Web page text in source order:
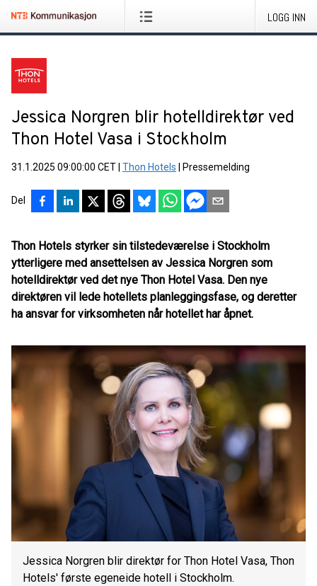
LOGG INN
Jessica Norgren blir hotelldirektør ved
Thon Hotel Vasa i Stockholm
31.1.2025 09:00:00 CET Thon Hotels Pressemelding
Del
Thon Hotels styrker sin tilstedeværelse i Stockholm
ytterligere med ansettelsen av Jessica Norgren som
hotelldirektør ved det nye Thon Hotel Vasa. Den nye
direktøren vil lede hotellets planleggingsfase, og deretter
ha ansvar for virksomheten når hotellet har åpnet.
Jessica Norgren blir direktør for Thon Hotel Vasa, Thon
Hotels' første egeneide hotell i Stockholm.